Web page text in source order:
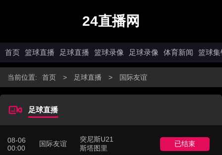
24直播网
首页 篮球直播 足球直播 篮球录像 足球录像 体育新闻 篮球集
当前位置: 首页 > 足球直播 > 国际友谊
足球直播
08-06
00:00
国际友谊
突尼斯U21
斯塔图里
已结束